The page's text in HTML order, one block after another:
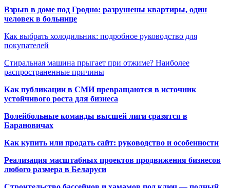
Взрыв в доме под Гродно: разрушены квартиры, один
человек в больнице
Как выбрать холодильник: подробное руководство для
покупателей
Стиральная машина прыгает при отжиме? Наиболее
распространенные причины
Как публикации в СМИ превращаются в источник
устойчивого роста для бизнеса
Волейбольные команды высшей лиги сразятся в
Барановичах
Как купить или продать сайт: руководство и особенности
Реализация масштабных проектов продвижения бизнесов
любого размера в Беларуси